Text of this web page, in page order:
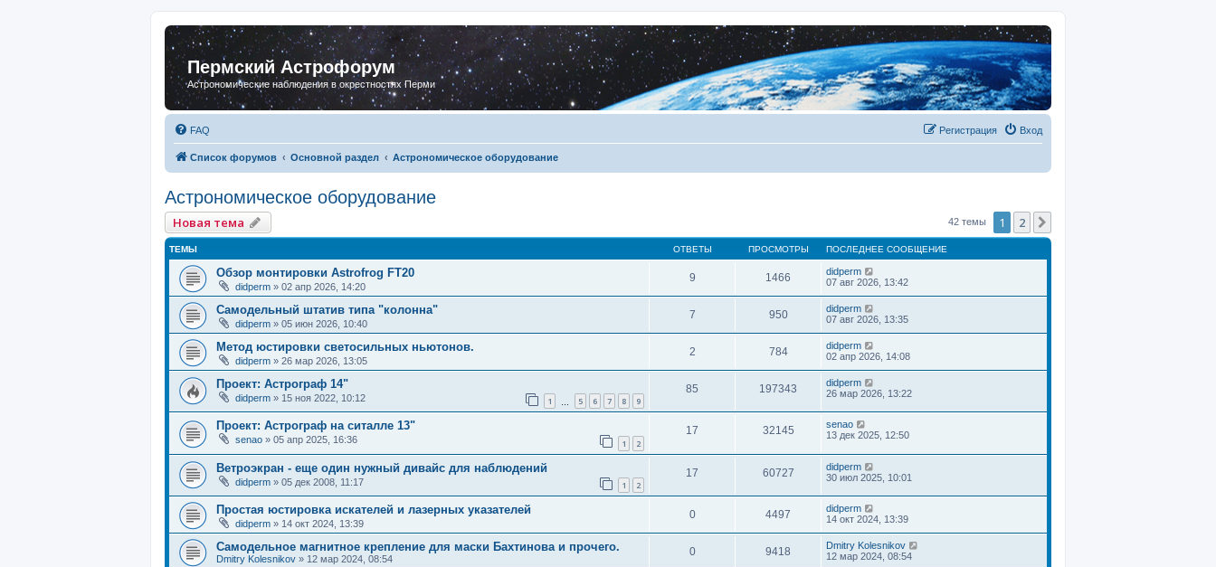
Пермский Астрофорум
Астрономические наблюдения в окрестностях Перми
FAQ Вход
Регистрация
Список форумов Основной раздел Астрономическое оборудование
Астрономическое оборудование
Новая тема 42 темы 1 2
ТЕМЫ ОТВЕТЫ ПРОСМОТРЫ ПОСЛЕДНЕЕ СООБЩЕНИЕ
Обзор монтировки Astrofrog FT20
didperm » 02 апр 2026, 14:20
9 1466
didperm
07 авг 2026, 13:42
Самодельный штатив типа "колонна"
didperm » 05 июн 2026, 10:40
7 950
didperm
07 авг 2026, 13:35
Метод юстировки светосильных ньютонов.
didperm » 26 мар 2026, 13:05
2 784
didperm
02 апр 2026, 14:08
Проект: Астрограф 14"
didperm » 15 ноя 2022, 10:12 1 5 6 7 8 9
85 197343
didperm
26 мар 2026, 13:22
Проект: Астрограф на ситалле 13"
senao » 05 апр 2025, 16:36 1 2
17 32145
senao
13 дек 2025, 12:50
Ветроэкран - еще один нужный дивайс для наблюдений
didperm » 05 дек 2008, 11:17 1 2
17 60727
didperm
30 июл 2025, 10:01
Простая юстировка искателей и лазерных указателей
didperm » 14 окт 2024, 13:39
0 4497
didperm
14 окт 2024, 13:39
Самодельное магнитное крепление для маски Бахтинова и прочего.
Dmitry Kolesnikov » 12 мар 2024, 08:54
0 9418
Dmitry Kolesnikov
12 мар 2024, 08:54